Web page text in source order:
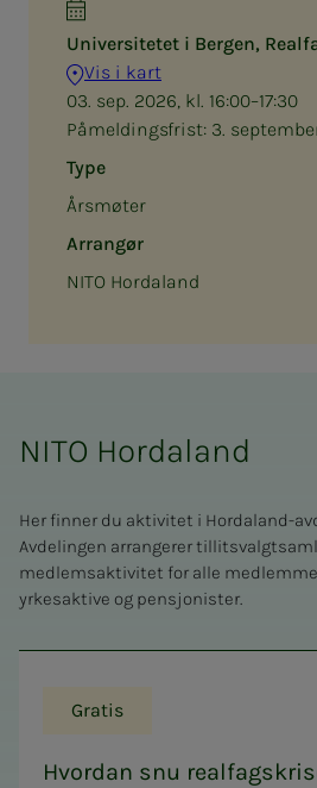
Universitetet i Bergen,
Vis i kart
03. sep. 2026, kl. 16:00–17:30
Påmeldingsfrist: 3.
Type
Årsmøter
Arrangør
NITO Hordaland
NITO Hordaland
Her finner du aktivitet i Hordaland-
Avdelingen arrangerer
medlemsaktivitet for alle
yrkesaktive og pensjonister.
Gratis
Hvordan snu